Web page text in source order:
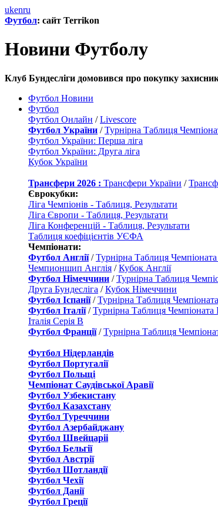
ukenru
Футбол: сайт Terrikon
Новини Футболу
Клуб Бундесліги домовився про покупку
Футбол Новини
Футбол
Футбол Онлайн /Livescore
Футбол України /Турнірна Таблиця
Футбол України: Перша ліга
Футбол України: Друга ліга
Кубок України
Трансфери 2026 : Трансфери України /
Єврокубки:
Ліга Чемпіонів - Таблиця, Результати
Ліга Європи - Таблиця, Результати
Ліга Конференцій - Таблиця, Результати
Таблиця коефіцієнтів УЄФА
Чемпіонати:
Футбол Англії/Турнірна Таблиця Чемпіоната
Чемпионшип Англія /Кубок Англії
Футбол Німеччини /Турнірна Таблиця
Друга Бундесліга /Кубок Німеччини
Футбол Іспанії/Турнірна Таблиця Чемпіоната
Футбол Італії/Турнірна Таблиця Чемпіоната
Італія Серія B
Футбол Франції/Турнірна Таблиця
Футбол Нідерландiв
Футбол Португалії
Футбол Польщі
Чемпіонат Саудівської Аравії
Футбол Узбекистану
Футбол Казахстану
Футбол Туреччини
Футбол Азербайджану
Футбол Швейцаріі
Футбол Бельгії
Футбол Австрії
Футбол Шотландії
Футбол Чехії
Футбол Данії
Футбол Греції